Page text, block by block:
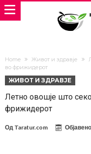
Home Живот и здравје
во фрижидерот
ЖИВОТ И ЗДРАВЈЕ
Летно овошје што
фрижидерот
Од Taratur.com